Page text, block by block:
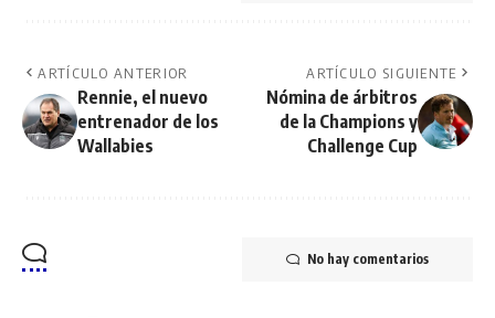
ARTÍCULO ANTERIOR
Rennie, el nuevo
entrenador de los
Wallabies
ARTÍCULO SIGUIENTE
Nómina de árbitros
de la Champions y
Challenge Cup
No hay comentarios